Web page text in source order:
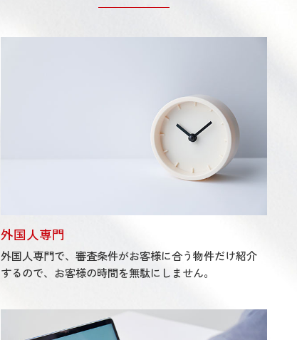
外国人専門
外国人専門で、審査条件がお客様に合う物件だけ紹介
するので、お客様の時間を無駄にしません。